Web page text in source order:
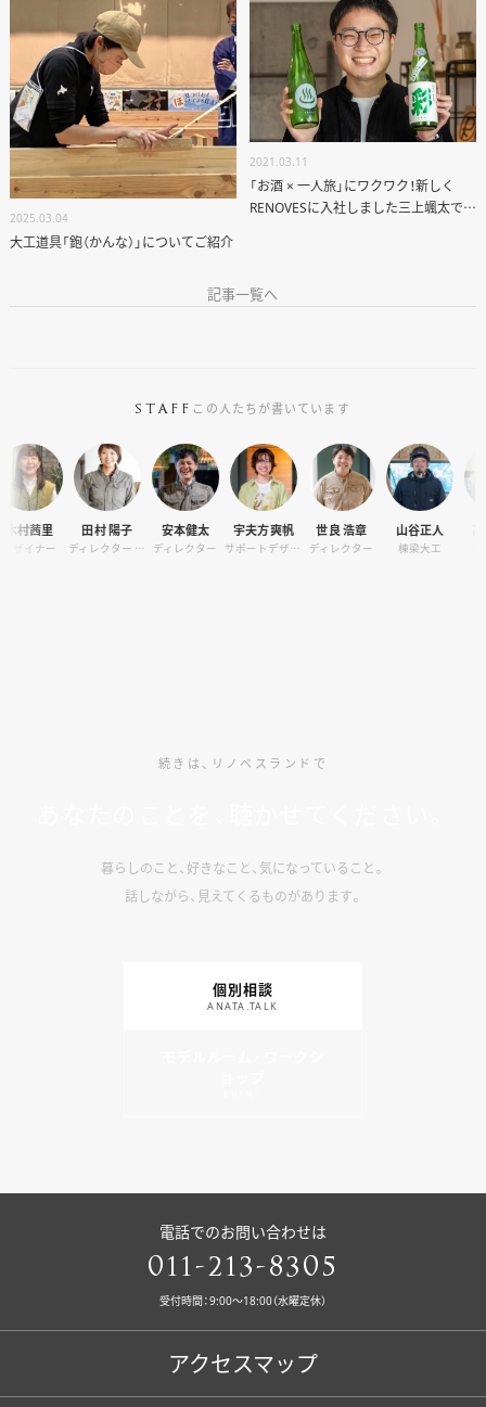
2025.03.04
大工道具「鉋（かんな）」についてご紹介
2021.03.11
「お酒 × 一人旅」にワクワク！新しく
RENOVESに入社しました三上颯太で
記事一覧へ
STAFF この人たちが書いています
里 田村 陽子
ディレクター / オーナーサポート
安本健太
ディレクター
宇夫方爽帆
サポートデザイナー
世良 浩章
ディレクター
山谷正人
棟梁大工
高田 正行
デザイナ
続きは、リノベスランドで
暮らしのこと、好きなこと、気になっていること。
話しながら、見えてくるものがあります。
個別相談
ANATA.TALK
電話でのお問い合わせは
011-213-8305
受付時間：9:00〜18:00（水曜定休）
アクセスマップ